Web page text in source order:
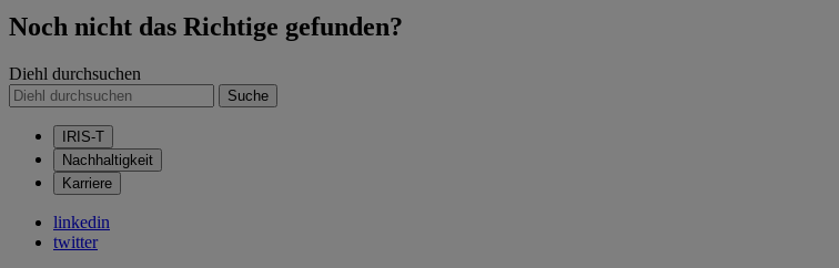
Noch nicht das Richtige gefunden?
Diehl durchsuchen
Suche
IRIS-T
Nachhaltigkeit
Karriere
linkedin
twitter